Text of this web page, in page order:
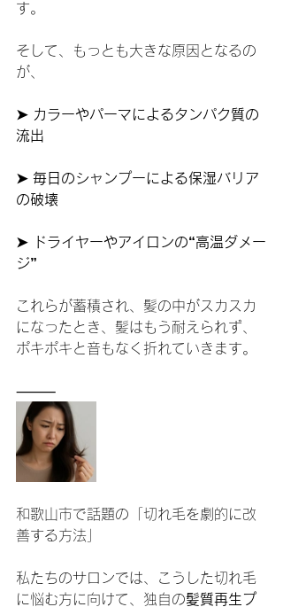
す。
そして、もっとも大きな原因となるの
が、
➤ カラーやパーマによるタンパク質の
流出
➤ 毎日のシャンプーによる保湿バリア
の破壊
➤ ドライヤーやアイロンの“高温ダメー
ジ”
これらが蓄積され、髪の中がスカスカ
になったとき、髪はもう耐えられず、
ポキポキと音もなく折れていきます。
⸻
和歌山市で話題の「切れ毛を劇的に改
善する方法」
私たちのサロンでは、こうした切れ毛
に悩む方に向けて、独自の髪質再生プ